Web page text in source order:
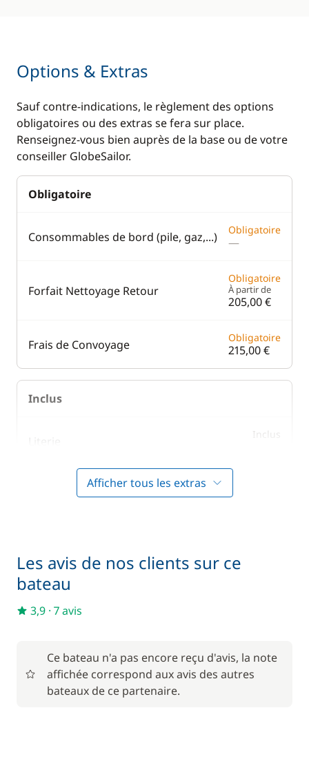
Options & Extras
Sauf contre-indications, le règlement des options
obligatoires ou des extras se fera sur place.
Renseignez-vous bien auprès de la base ou de votre
conseiller GlobeSailor.
Obligatoire
Consommables de bord (pile, gaz,...) Obligatoire
—
Forfait Nettoyage Retour
Obligatoire
À partir de
205,00 €
Frais de Convoyage Obligatoire
215,00 €
Inclus
Literie Inclus
Prise en main du bateau
En option
Barbecue 56,00 €
Afficher tous les extras
Les avis de nos clients sur ce
bateau
3,9 · 7 avis
Ce bateau n'a pas encore reçu d'avis, la note
affichée correspond aux avis des autres
bateaux de ce partenaire.